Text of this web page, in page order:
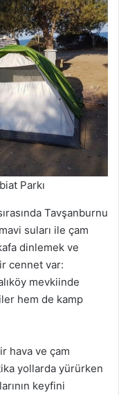
Parkı
Tavşanburnu
suları ile çam
dinlemek ve
cennet var:
mevkiinde
hem de kamp
hava ve çam
yollarda yürürken
keyfini